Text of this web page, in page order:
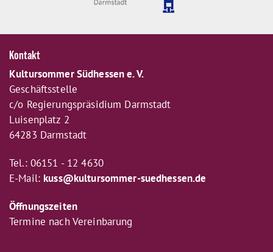
Kontakt
Kultursommer Südhessen e. V.
Geschäftsstelle
c/o Regierungspräsidium Darmstadt
Luisenplatz 2
64283 Darmstadt
Tel.: 06151 - 12 4630
E-Mail: kuss@kultursommer-suedhessen.de
Öffnungszeiten
Termine nach Vereinbarung